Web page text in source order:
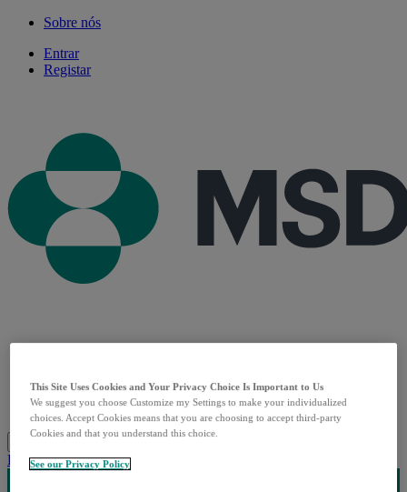
Sobre nós
Entrar
Registar
Especialidades
Recursos Profissionais
Pesquisar
Partilhar
This Site Uses Cookies and Your Privacy Choice Is Important to Us
We suggest you choose Customize my Settings to make your individualized
choices. Accept Cookies means that you are choosing to accept third-party
Cookies and that you understand this choice.
See our Privacy Policy